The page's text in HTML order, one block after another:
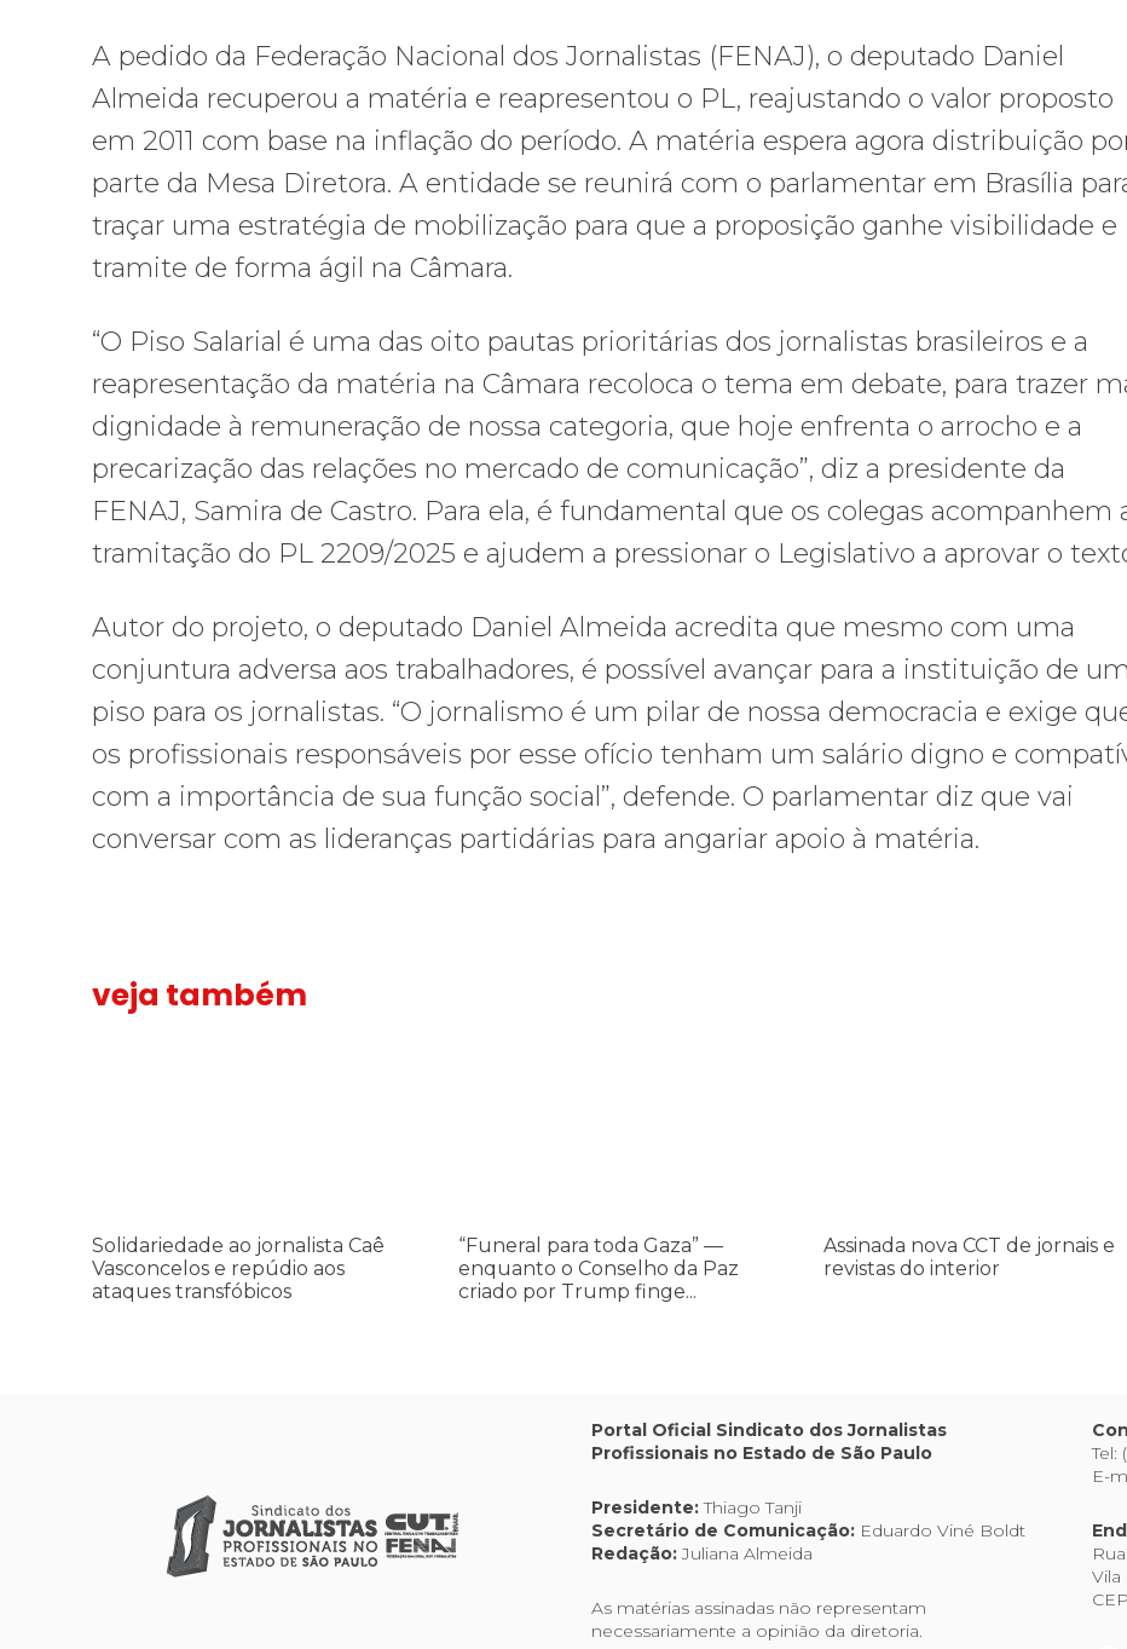
A pedido da Federação Nacional dos Jornalistas (FENAJ), o deputado Daniel
Almeida recuperou a matéria e reapresentou o PL, reajustando o valor proposto
em 2011 com base na inflação do período. A matéria espera agora distribuição
parte da Mesa Diretora. A entidade se reunirá com o parlamentar em Brasília
traçar uma estratégia de mobilização para que a proposição ganhe visibilidade e
tramite de forma ágil na Câmara.
“O Piso Salarial é uma das oito pautas prioritárias dos jornalistas brasileiros e a
reapresentação da matéria na Câmara recoloca o tema em debate, para trazer
dignidade à remuneração de nossa categoria, que hoje enfrenta o arrocho e a
precarização das relações no mercado de comunicação”, diz a presidente da
FENAJ, Samira de Castro. Para ela, é fundamental que os colegas acompanhem
tramitação do PL 2209/2025 e ajudem a pressionar o Legislativo a aprovar o
Autor do projeto, o deputado Daniel Almeida acredita que mesmo com uma
conjuntura adversa aos trabalhadores, é possível avançar para a instituição de um
piso para os jornalistas. “O jornalismo é um pilar de nossa democracia e exige
os profissionais responsáveis por esse ofício tenham um salário digno e
com a importância de sua função social”, defende. O parlamentar diz que vai
conversar com as lideranças partidárias para angariar apoio à matéria.
veja também
Solidariedade ao jornalista Caê
Vasconcelos e repúdio aos
ataques transfóbicos
“Funeral para toda Gaza” —
enquanto o Conselho da Paz
criado por Trump finge...
Assinada nova CCT de jornais e
revistas do interior
Portal Oficial Sindicato dos Jornalistas
Profissionais no Estado de São Paulo
Presidente:Thiago Tanji
Secretário de Comunicação: Eduardo Viné Boldt
Redação:Juliana Almeida
As matérias assinadas não representam
necessariamente a opinião da diretoria.
Tel:
E-
Vila